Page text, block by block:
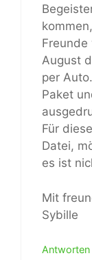
Freunde
August
per
Paket
Für
Datei,
es ist
Mit
Sybille
Antworten